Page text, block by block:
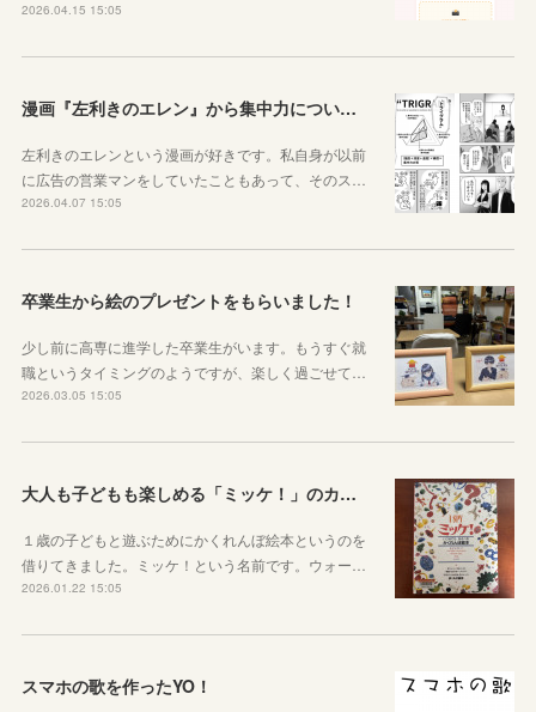
2026.04.15 15:05
漫画『左利きのエレン』から集中力について学ぼう
左利きのエレンという漫画が好きです。私自身が以前
に広告の営業マンをしていたこともあって、そのス…
2026.04.07 15:05
卒業生から絵のプレゼントをもらいました！
少し前に高専に進学した卒業生がいます。もうすぐ就
職というタイミングのようですが、楽しく過ごせて…
2026.03.05 15:05
大人も子どもも楽しめる「ミッケ！」のカニに翻弄された話
１歳の子どもと遊ぶためにかくれんぼ絵本というのを
借りてきました。ミッケ！という名前です。ウォー…
2026.01.22 15:05
スマホの歌を作ったYO！